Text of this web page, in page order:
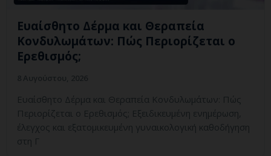
Ευαίσθητο Δέρμα και Θεραπεία
Κονδυλωμάτων: Πώς Περιορίζεται ο
Ερεθισμός;
Ευαίσθητο Δέρμα και Θεραπεία Κονδυλωμάτων: Πώς
Περιορίζεται ο Ερεθισμός; Εξειδικευμένη ενημέρωση,
έλεγχος και εξατομικευμένη γυναικολογική καθοδήγηση
στη Γ